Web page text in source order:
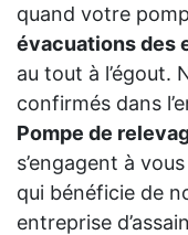
quand votre
évacuations des
au tout à l’égout.
confirmés dans
Pompe de
s’engagent à
qui bénéficie de
entreprise